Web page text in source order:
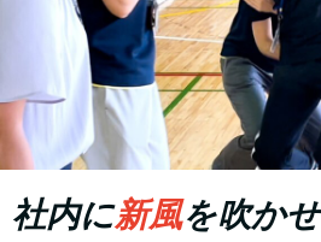
社内に新風を吹か